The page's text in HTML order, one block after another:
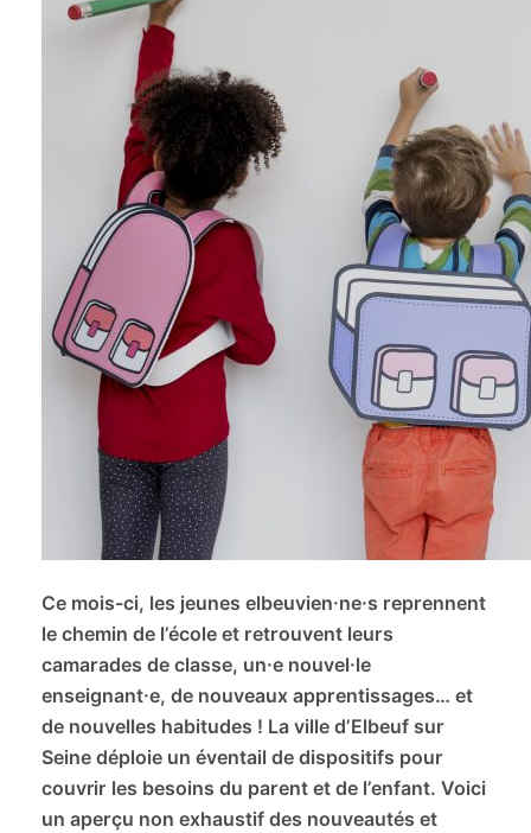
Ce mois-ci, les jeunes elbeuvien·ne·s reprennent
le chemin de l’école et retrouvent leurs
camarades de classe, un·e nouvel·le
enseignant·e, de nouveaux apprentissages… et
de nouvelles habitudes ! La ville d’Elbeuf sur
Seine déploie un éventail de dispositifs pour
couvrir les besoins du parent et de l’enfant. Voici
un aperçu non exhaustif des nouveautés et